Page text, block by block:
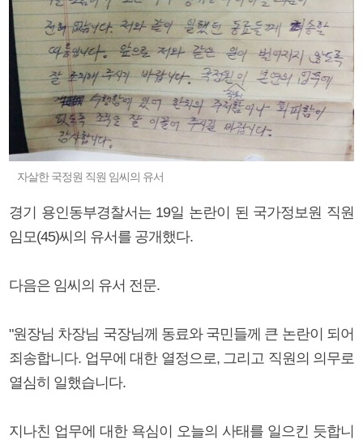
자살한 국정원 직원 임씨의 유서
경기 용인동부경찰서는 19일 논란이 된 국가정보원 직원
임모(45)씨의 유서를 공개했다.
다음은 임씨의 유서 전문.
"원장님 차장님 국장님께 동료와 국민들께 큰 논란이 되어
죄송합니다. 업무에 대한 열정으로, 그리고 직원의 의무로
열심히 일했습니다.
지나친 업무에 대한 욕심이 오늘의 사태를 일으킨 듯합니